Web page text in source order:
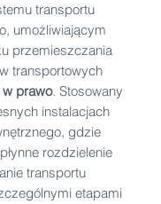
transportu
umożliwiającym
przemieszczania
transportowych
w prawo. Stosowany
instalacjach
gdzie
rozdzielenie
transportu
etapami